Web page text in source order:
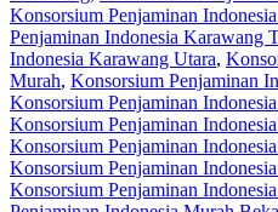
Konsorsium Penjaminan
Penjaminan Indonesia Karawang
Indonesia Karawang Utara,
Murah, Konsorsium Penjaminan
Konsorsium Penjaminan
Konsorsium Penjaminan
Konsorsium Penjaminan
Konsorsium Penjaminan
Konsorsium Penjaminan